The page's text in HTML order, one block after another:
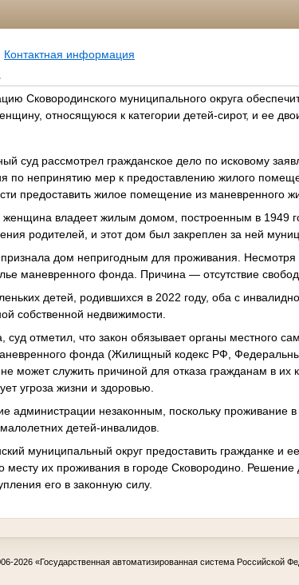
Контактная информация
Сковородинского муниципального округа
относящуюся к категории детей-сирот, и ее
суд рассмотрел гражданское дело по исковому
по непринятию мер к предоставлению жилого
предоставить жилое помещение из маневренного
женщина владеет жилым домом, построенным в 1949
родителей, и этот дом был закреплен за ней
признала дом непригодным для проживания. Несмотря
маневренного фонда. Причина — отсутствие
детей, родившихся в 2022 году, оба с
собственной недвижимости.
отметил, что закон обязывает органы местного
фонда (Жилищный кодекс РФ,
может служить причиной для отказа гражданам в их
угроза жизни и здоровью.
администрации незаконным, поскольку проживание
детей-инвалидов.
муниципальный округ предоставить гражданке и
месту их проживания в городе Сковородино. Решение
его в законную силу.
2026 «Государственная автоматизированная система Российской